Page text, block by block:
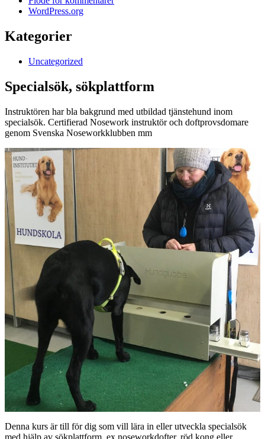
WordPress.org
Kategorier
Uncategorized
Specialsök, sökplattform
Instruktören har bla bakgrund med utbildad tjänstehund inom
specialsök. Certifierad Nosework instruktör och doftprovsdomare
genom Svenska Noseworkklubben mm
Denna kurs är till för dig som vill lära in eller utveckla specialsök
med hjälp av sökplattform, ex noseworkdofter, röd kong eller